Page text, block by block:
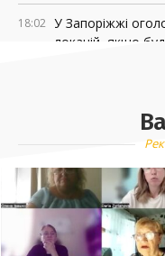
18:02 У Запоріжжі
локацій, якщо
на чеках. У
Запорізька
навчального
11:26 Залишилося 5
підтвердити